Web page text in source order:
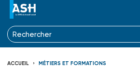
ACCUEIL MÉTIERS ET FORMATIONS